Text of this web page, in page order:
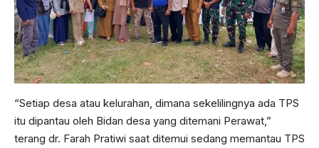
“Setiap desa atau kelurahan, dimana sekelilingnya ada TPS
itu dipantau oleh Bidan desa yang ditemani Perawat,”
terang dr. Farah Pratiwi saat ditemui sedang memantau TPS